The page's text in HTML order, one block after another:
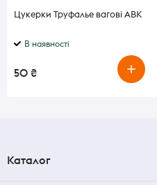
Цукерки Труфалье вагові АВК
В наявності
50 ₴
Каталог